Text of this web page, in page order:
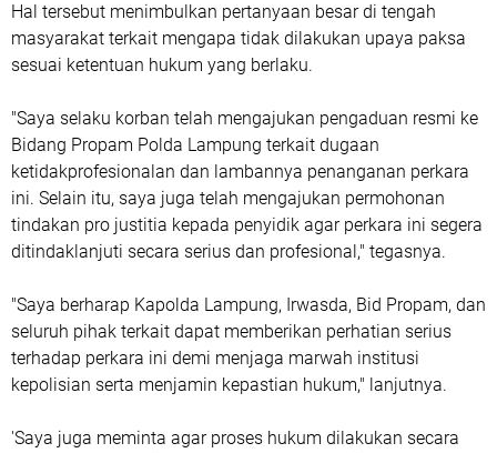
Hal tersebut menimbulkan pertanyaan besar di tengah
masyarakat terkait mengapa tidak dilakukan upaya paksa
sesuai ketentuan hukum yang berlaku.
"Saya selaku korban telah mengajukan pengaduan resmi ke
Bidang Propam Polda Lampung terkait dugaan
ketidakprofesionalan dan lambannya penanganan perkara
ini. Selain itu, saya juga telah mengajukan permohonan
tindakan pro justitia kepada penyidik agar perkara ini segera
ditindaklanjuti secara serius dan profesional," tegasnya.
"Saya berharap Kapolda Lampung, Irwasda, Bid Propam, dan
seluruh pihak terkait dapat memberikan perhatian serius
terhadap perkara ini demi menjaga marwah institusi
kepolisian serta menjamin kepastian hukum," lanjutnya.
'Saya juga meminta agar proses hukum dilakukan secara